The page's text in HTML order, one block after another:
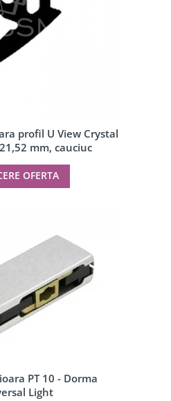
profil U View Crystal
mm, cauciuc
OFERTA
PT 10 - Dorma
Light